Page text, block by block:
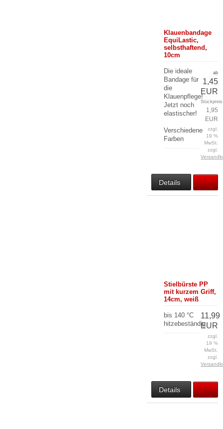
Klauenbandage
EquiLastic,
selbsthaftend,
10cm
Die ideale
Bandage für
die
Klauenpflege!
Jetzt noch
elastischer!
Verschiedene
Farben
ab
1,45
EUR
Stückpreis
1,95
EUR
zzgl.
19 %
MwSt.
zzgl.
Details
Stielbürste PP
mit kurzem Griff,
14cm, weiß
bis 140 °C
hitzebeständig
11,99
EUR
zzgl.
19 %
MwSt.
zzgl.
Details